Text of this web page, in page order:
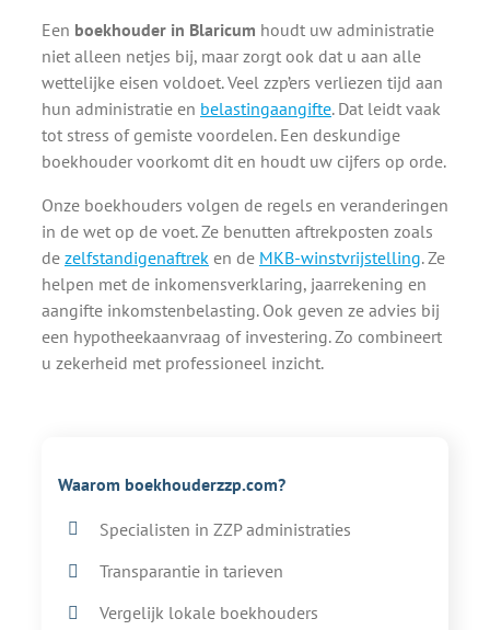
Een boekhouder in Blaricum houdt uw administratie
niet alleen netjes bij, maar zorgt ook dat u aan alle
wettelijke eisen voldoet. Veel zzp’ers verliezen tijd aan
hun administratie en belastingaangifte. Dat leidt vaak
tot stress of gemiste voordelen. Een deskundige
boekhouder voorkomt dit en houdt uw cijfers op orde.
Onze boekhouders volgen de regels en veranderingen
in de wet op de voet. Ze benutten aftrekposten zoals
de zelfstandigenaftrek en de MKB-winstvrijstelling. Ze
helpen met de inkomensverklaring, jaarrekening en
aangifte inkomstenbelasting. Ook geven ze advies bij
een hypotheekaanvraag of investering. Zo combineert
u zekerheid met professioneel inzicht.
Waarom boekhouderzzp.com?
Specialisten in ZZP administraties
Transparantie in tarieven
Vergelijk lokale boekhouders